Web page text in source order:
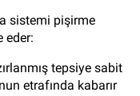
sistemi pişirme
eder:
tepsiye sabit
etrafında kabarır